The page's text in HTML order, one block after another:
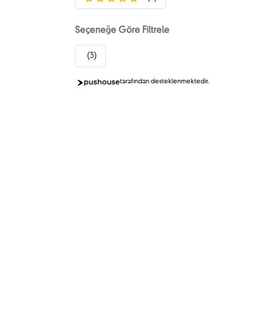
Seçeneğe Göre Filtrele
(3)
tarafından desteklenmektedir.